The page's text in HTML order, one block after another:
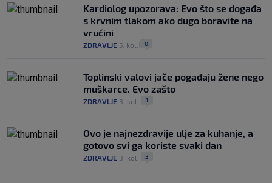
Kardiolog upozorava: Evo što se događa
s krvnim tlakom ako dugo boravite na
vrućini
ZDRAVLJE 5. kol. 0
Toplinski valovi jače pogađaju žene nego
muškarce. Evo zašto
ZDRAVLJE 3. kol. 1
Ovo je najnezdravije ulje za kuhanje, a
gotovo svi ga koriste svaki dan
ZDRAVLJE 3. kol. 3